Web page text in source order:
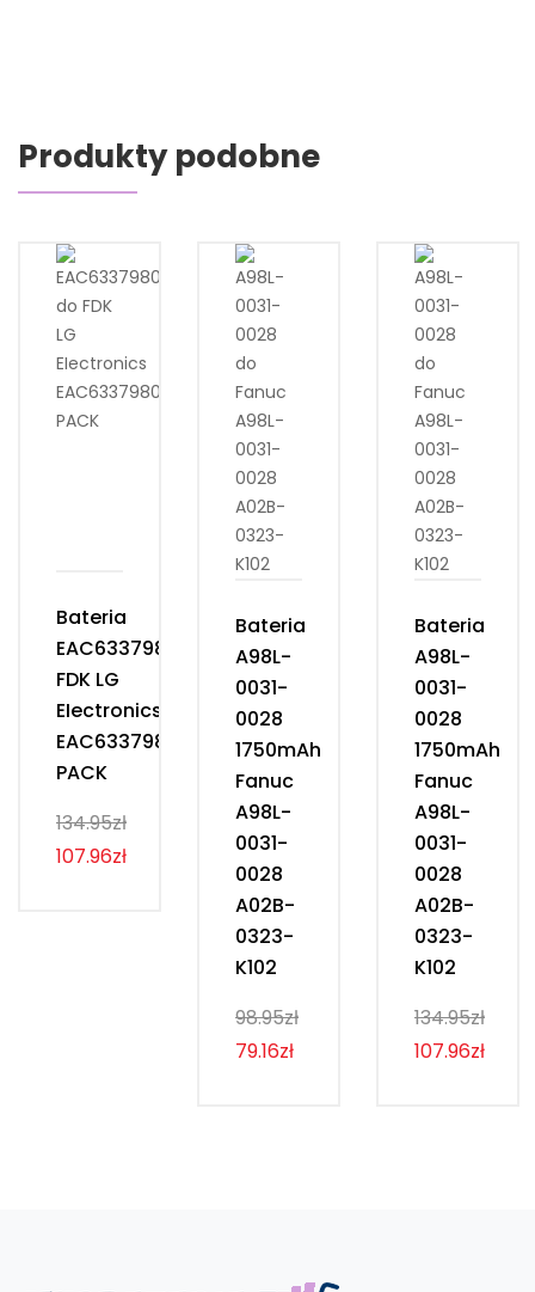
Produkty podobne
Bateria
EAC63379801
FDK LG
EIectronics
EAC63379801
PACK
134.95zł
107.96zł
Bateria
A98L-
0031-
0028
1750mAh
Fanuc
A98L-
0031-
0028
A02B-
0323-
K102
98.95zł
79.16zł
Bateria
A98L-
0031-
0028
1750mAh
Fanuc
A98L-
0031-
0028
A02B-
0323-
K102
134.95zł
107.96zł